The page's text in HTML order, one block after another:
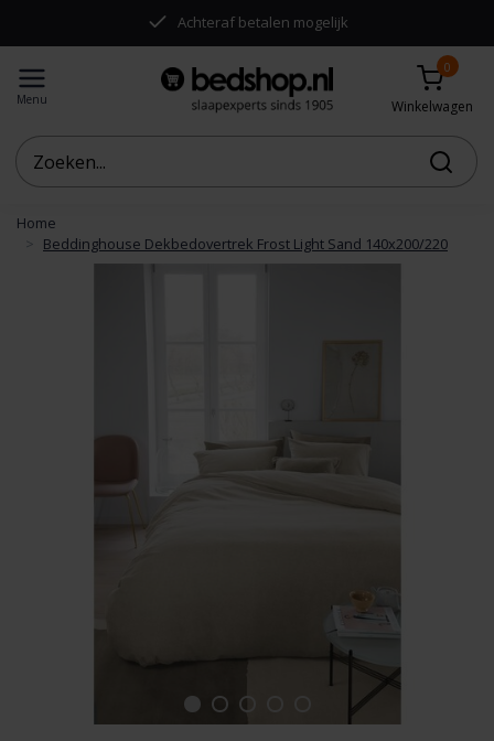
Achteraf betalen mogelijk
Menu
0
Winkelwagen
Home
Beddinghouse Dekbedovertrek Frost Light Sand 140x200/220